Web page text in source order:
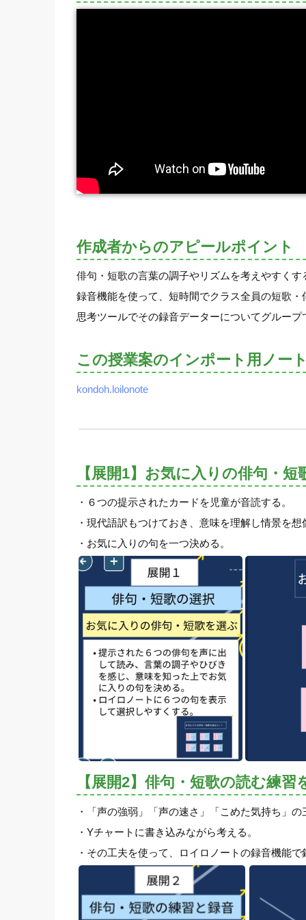
作成者からのアピールポイント
俳句・短歌の言葉の調子やリズムを考えやすく
録音機能を使って、短時間でクラス全員の短歌
思考ツールでその録音データーについてグルー
この授業案のインポート用ノー
kondoh.loilonote
【展開1】お気に入りの俳句・短
・６つの提示されたカードを児童が音読する。
・現代語訳もつけておき、意味を理解し情景を想
・お気に入りの句を一つ決める。
【展開2】俳句・短歌の読む練
・「声の強弱」「声の速さ」「こめた気持ち」
・Yチャートに書き込みながら考える。
・その工夫を使って、ロイロノートの録音機能で